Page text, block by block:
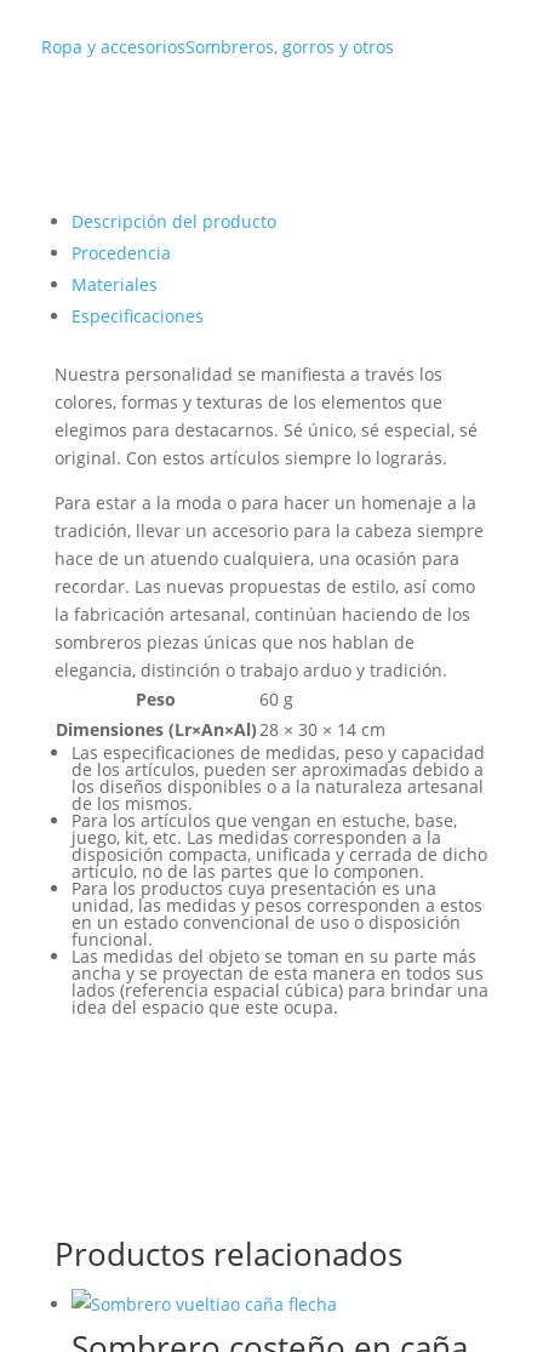
Ropa y accesoriosSombreros, gorros y otros
Descripción del producto
Procedencia
Materiales
Especificaciones
Nuestra personalidad se manifiesta a través los
colores, formas y texturas de los elementos que
elegimos para destacarnos. Sé único, sé especial, sé
original. Con estos artículos siempre lo lograrás.
Para estar a la moda o para hacer un homenaje a la
tradición, llevar un accesorio para la cabeza siempre
hace de un atuendo cualquiera, una ocasión para
recordar. Las nuevas propuestas de estilo, así como
la fabricación artesanal, continúan haciendo de los
sombreros piezas únicas que nos hablan de
elegancia, distinción o trabajo arduo y tradición.
Peso
60 g
Dimensiones (Lr×An×Al)28 × 30 × 14 cm
Las especificaciones de medidas, peso y capacidad
de los artículos, pueden ser aproximadas debido a
los diseños disponibles o a la naturaleza artesanal
de los mismos.
Para los artículos que vengan en estuche, base,
juego, kit, etc. Las medidas corresponden a la
disposición compacta, unificada y cerrada de dicho
artículo, no de las partes que lo componen.
Para los productos cuya presentación es una
unidad, las medidas y pesos corresponden a estos
en un estado convencional de uso o disposición
funcional.
Las medidas del objeto se toman en su parte más
ancha y se proyectan de esta manera en todos sus
lados (referencia espacial cúbica) para brindar una
idea del espacio que este ocupa.
Productos relacionados